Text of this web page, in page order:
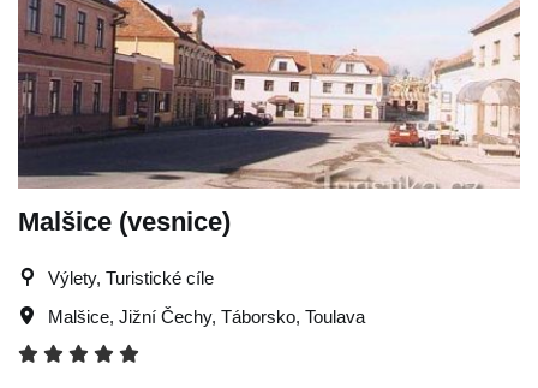
Malšice (vesnice)
Výlety, Turistické cíle
Malšice, Jižní Čechy, Táborsko, Toulava